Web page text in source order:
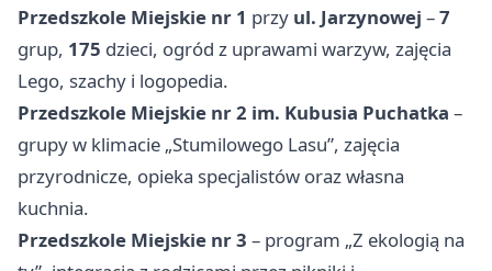
Przedszkole Miejskie nr 1 przy ul. Jarzynowej –7
grup, 175 dzieci, ogród z uprawami warzyw, zajęcia
Lego, szachy i logopedia.
Przedszkole Miejskie nr 2 im. Kubusia Puchatka –
grupy w klimacie „Stumilowego Lasu”, zajęcia
przyrodnicze, opieka specjalistów oraz własna
kuchnia.
Przedszkole Miejskie nr 3 – program „Z ekologią na